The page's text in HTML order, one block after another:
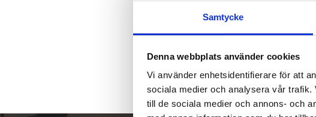
Samtycke
Denna webbplats använder cookies
Vi använder enhetsidentifierare för att
sociala medier och analysera vår trafik.
till de sociala medier och annons- och